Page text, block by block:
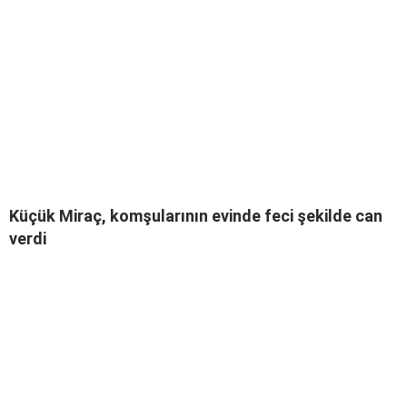
Küçük Miraç, komşularının evinde feci şekilde can
verdi